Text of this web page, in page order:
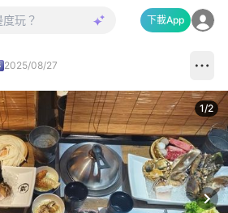
下載App
2025/08/27
1/2